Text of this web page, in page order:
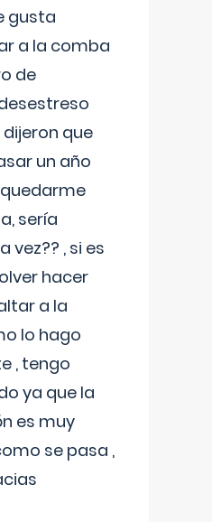
gusta
a la comba
de
que
un año
sería
vez?? , si es
hacer
a la
lo hago
, tengo
ya que la
es muy
se pasa ,